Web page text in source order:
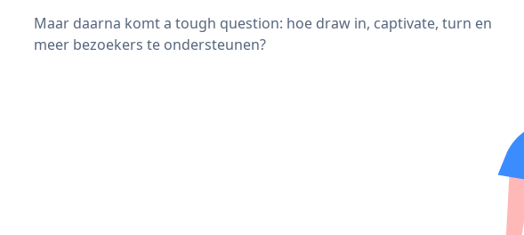
Maar daarna komt a tough question: hoe draw in, captivate, turn en
meer bezoekers te ondersteunen?